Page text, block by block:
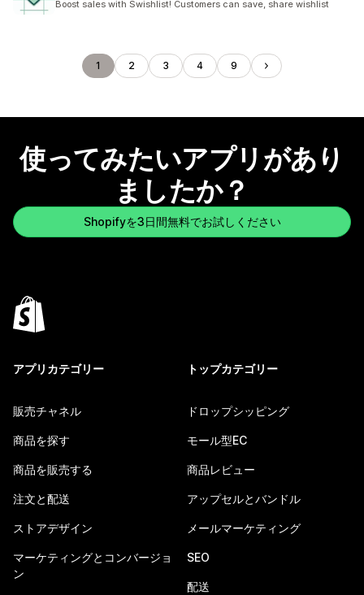
Boost sales with Swishlist! Customers can save, share wishlist
1 2 3 4 9
使ってみたいアプリがあり
ましたか？
Shopifyを3日間無料でお試しください
アプリカテゴリー
販売チャネル
商品を探す
商品を販売する
注文と配送
ストアデザイン
マーケティングとコンバージョ
ン
トップカテゴリー
ドロップシッピング
モール型EC
商品レビュー
アップセルとバンドル
メールマーケティング
SEO
配送